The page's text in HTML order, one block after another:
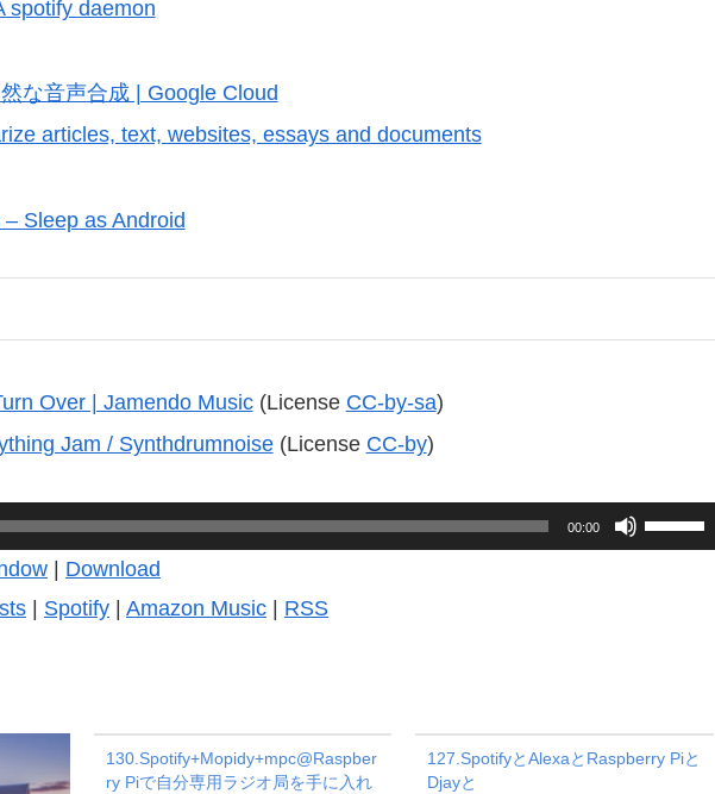
spotify daemon
な音声合成 | Google Cloud
articles, text, websites, essays and documents
Sleep as Android
Over | Jamendo Music(License CC-by-sa)
Jam / Synthdrumnoise(License CC-by)
00:00
ボ
リ
| Download
| Spotify | Amazon Music | RSS
130.Spotify+Mopidy+mpc@Raspber
ry Piで自分専用ラジオ局を手に入れ
127.SpotifyとAlexaとRaspberry Piと
Djayと